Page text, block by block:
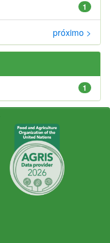
1
próximo >
1